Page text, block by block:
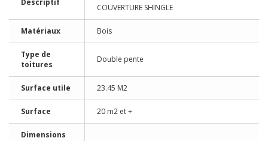
Descriptif
COUVERTURE SHINGLE
Matériaux Bois
Type de
toitures
Double pente
Surface utile 23.45 M2
Surface 20 m2 et +
Dimensions